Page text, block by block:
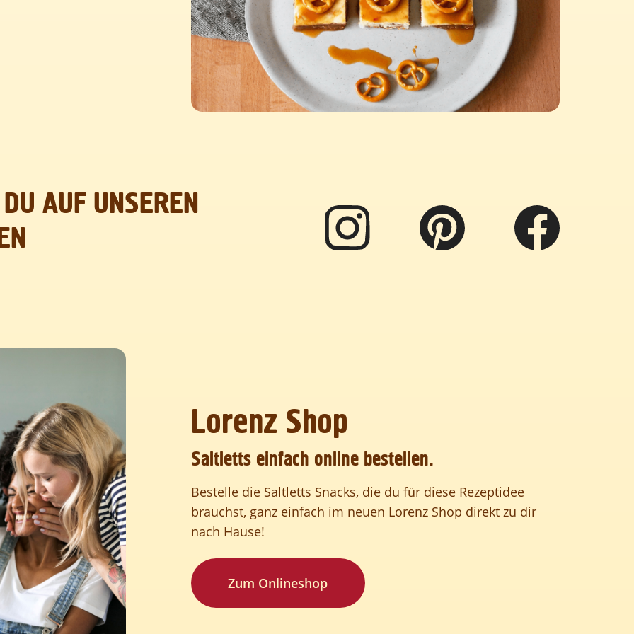
AUF UNSEREN
Lorenz Shop
Saltletts einfach online bestellen.
Bestelle die Saltletts Snacks, die du für diese Rezeptidee
brauchst, ganz einfach im neuen Lorenz Shop direkt zu dir
nach Hause!
Zum Onlineshop